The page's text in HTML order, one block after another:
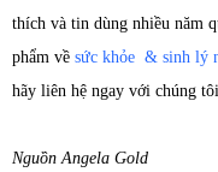
thích và tin dùng nhiều năm
phẩm về sức khỏe & sinh lý
hãy liên hệ ngay với chúng
Nguồn Angela Gold